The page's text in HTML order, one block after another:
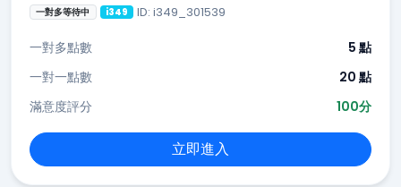
一對多等待中 i349 ID: i349_301539
一對多點數
5 點
一對一點數
20 點
滿意度評分
100分
立即進入